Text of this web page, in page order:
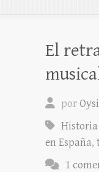
El
por
en España,
1